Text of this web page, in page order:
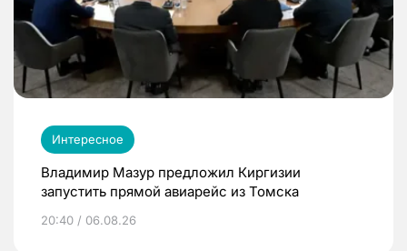
Интересное
Владимир Мазур предложил Киргизии
запустить прямой авиарейс из Томска
20:40 / 06.08.26